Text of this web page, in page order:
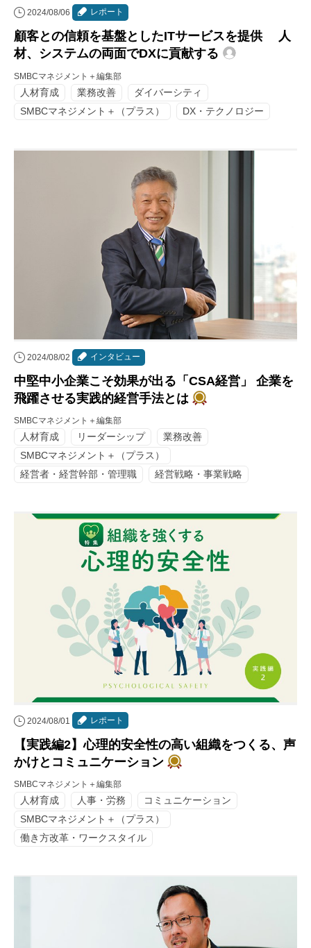
2024/08/06 レポート
顧客との信頼を基盤としたITサービスを提供 人
材、システムの両面でDXに貢献する
SMBCマネジメント＋編集部
人材育成 業務改善
ダイバーシティ
SMBCマネジメント＋（プラス）
DX・テクノロジー
2024/08/02 インタビュー
中堅中小企業こそ効果が出る「CSA経営」 企業を
飛躍させる実践的経営手法とは
SMBCマネジメント＋編集部
人材育成 リーダーシップ
業務改善
SMBCマネジメント＋（プラス）
経営者・経営幹部・管理職
経営戦略・事業戦略
2024/08/01 レポート
【実践編2】心理的安全性の高い組織をつくる、声
かけとコミュニケーション
SMBCマネジメント＋編集部
人材育成 人事・労務
コミュニケーション
SMBCマネジメント＋（プラス）
働き方改革・ワークスタイル